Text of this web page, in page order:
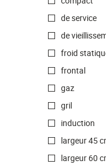
de service
de
froid
frontal
gaz
gril
induction
largeur 45
largeur 60